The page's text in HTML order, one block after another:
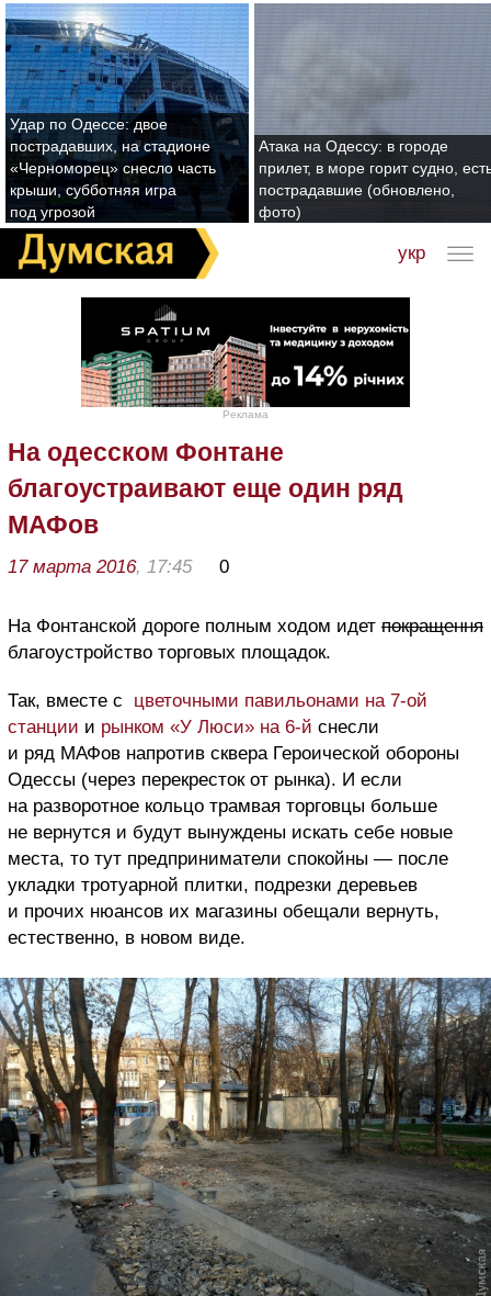
Удар по Одессе: двое
пострадавших, на стадионе
«Черноморец» снесло часть
крыши, субботняя игра
под угрозой
Атака на Одессу: в городе
прилет, в море горит судно,
пострадавшие (обновлено,
фото)
укр
Реклама
На одесском Фонтане
благоустраивают еще один ряд
МАФов
17 марта 2016, 17:45 0
На Фонтанской дороге полным ходом идет покращення
благоустройство торговых площадок.
Так, вместе с
цветочными павильонами на 7-ой
станции и рынком «У Люси» на 6-й снесли
и ряд МАФов напротив сквера Героической обороны
Одессы (через перекресток от рынка). И если
на разворотное кольцо трамвая торговцы больше
не вернутся и будут вынуждены искать себе новые
места, то тут предприниматели спокойны — после
укладки тротуарной плитки, подрезки деревьев
и прочих нюансов их магазины обещали вернуть,
естественно, в новом виде.